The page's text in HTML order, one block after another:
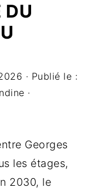
DU
· Publié le :
·
Georges
les étages,
2030, le